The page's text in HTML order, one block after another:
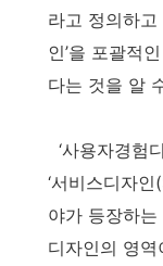
라고 정의하고
인’을 포괄적
다는 것을 알
‘사용자경험
‘서비스디자
야가 등장하
디자인의 영